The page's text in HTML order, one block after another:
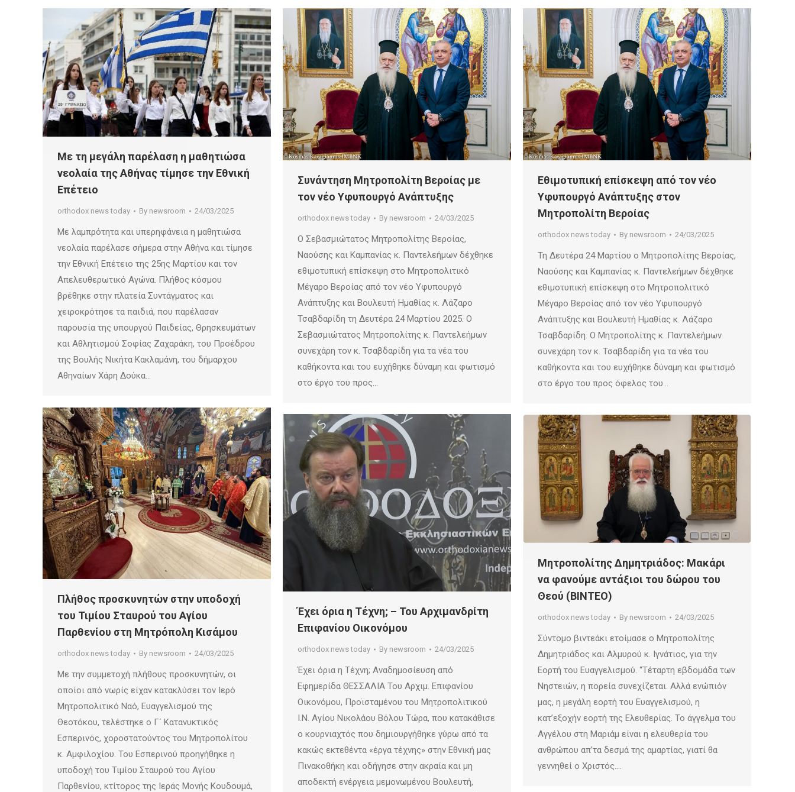
Με τη μεγάλη παρέλαση η μαθητιώσα
νεολαία της Αθήνας τίμησε την Εθνική
Επέτειο
orthodox news today By newsroom 24/03/2025
Με λαμπρότητα και υπερηφάνεια η μαθητιώσα
νεολαία παρέλασε σήμερα στην Αθήνα και τίμησε
την Εθνική Επέτειο της 25ης Μαρτίου και τον
Απελευθερωτικό Αγώνα. Πλήθος κόσμου
βρέθηκε στην πλατεία Συντάγματος και
χειροκρότησε τα παιδιά, που παρέλασαν
παρουσία της υπουργού Παιδείας, Θρησκευμάτων
και Αθλητισμού Σοφίας Ζαχαράκη, του Προέδρου
της Βουλής Νικήτα Κακλαμάνη, του δήμαρχου
Αθηναίων Χάρη Δούκα…
Συνάντηση Μητροπολίτη Βεροίας με
τον νέο Υφυπουργό Ανάπτυξης
orthodox news today By newsroom 24/03/2025
Ο Σεβασμιώτατος Μητροπολίτης Βεροίας,
Ναούσης και Καμπανίας κ. Παντελεήμων δέχθηκε
εθιμοτυπική επίσκεψη στο Μητροπολιτικό
Μέγαρο Βεροίας από τον νέο Υφυπουργό
Ανάπτυξης και Βουλευτή Ημαθίας κ. Λάζαρο
Τσαβδαρίδη τη Δευτέρα 24 Μαρτίου 2025. Ο
Σεβασμιώτατος Μητροπολίτης κ. Παντελεήμων
συνεχάρη τον κ. Τσαβδαρίδη για τα νέα του
καθήκοντα και του ευχήθηκε δύναμη και φωτισμό
στο έργο του προς…
Εθιμοτυπική επίσκεψη από τον νέο
Υφυπουργό Ανάπτυξης στον
Μητροπολίτη Βεροίας
orthodox news today By newsroom 24/03/2025
Τη Δευτέρα 24 Μαρτίου ο Μητροπολίτης Βεροίας,
Ναούσης και Καμπανίας κ. Παντελεήμων δέχθηκε
εθιμοτυπική επίσκεψη στο Μητροπολιτικό
Μέγαρο Βεροίας από τον νέο Υφυπουργό
Ανάπτυξης και Βουλευτή Ημαθίας κ. Λάζαρο
Τσαβδαρίδη. Ο Μητροπολίτης κ. Παντελεήμων
συνεχάρη τον κ. Τσαβδαρίδη για τα νέα του
καθήκοντα και του ευχήθηκε δύναμη και φωτισμό
στο έργο του προς όφελος του…
Πλήθος προσκυνητών στην υποδοχή
του Τιμίου Σταυρού του Αγίου
Παρθενίου στη Μητρόπολη Κισάμου
orthodox news today By newsroom 24/03/2025
Με την συμμετοχή πλήθους προσκυνητών, οι
οποίοι από νωρίς είχαν κατακλύσει τον Ιερό
Μητροπολιτικό Ναό, Ευαγγελισμού της
Θεοτόκου, τελέστηκε ο Γ΄ Κατανυκτικός
Εσπερινός, χοροστατούντος του Μητροπολίτου
κ. Αμφιλοχίου. Του Εσπερινού προηγήθηκε η
υποδοχή του Τιμίου Σταυρού του Αγίου
Παρθενίου, κτίτορος της Ιεράς Μονής Κουδουμά,
Έχει όρια η Τέχνη; – Του Αρχιμανδρίτη
Επιφανίου Οικονόμου
orthodox news today By newsroom 24/03/2025
Έχει όρια η Τέχνη; Αναδημοσίευση από
Eφημερίδα ΘΕΣΣΑΛΙΑ Του Αρχιμ. Επιφανίου
Οικονόμου, Προϊσταμένου του Μητροπολιτικού
Ι.Ν. Αγίου Νικολάου Βόλου Τώρα, που κατακάθισε
ο κουρνιαχτός που δημιουργήθηκε γύρω από τα
κακώς εκτεθέντα «έργα τέχνης» στην Εθνική μας
Πινακοθήκη και οδήγησε στην ακραία και μη
αποδεκτή ενέργεια μεμονωμένου Βουλευτή,
Μητροπολίτης Δημητριάδος: Μακάρι
να φανούμε αντάξιοι του δώρου του
Θεού (ΒΙΝΤΕΟ)
orthodox news today By newsroom 24/03/2025
Σύντομο βιντεάκι ετοίμασε ο Μητροπολίτης
Δημητριάδος και Αλμυρού κ. Ιγνάτιος, για την
Εορτή του Ευαγγελισμού. “Τέταρτη εβδομάδα των
Νηστειών, η πορεία συνεχίζεται. Αλλά ενώπιόν
μας, η μεγάλη εορτή του Ευαγγελισμού, η
κατ’εξοχήν εορτή της Ελευθερίας. Το άγγελμα του
Αγγέλου στη Μαριάμ είναι η ελευθερία του
ανθρώπου απ’τα δεσμά της αμαρτίας, γιατί θα
γεννηθεί ο Χριστός.…